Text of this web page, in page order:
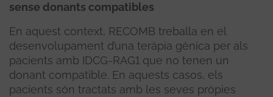
sense donants compatibles
En aquest context, RECOMB treballa en el
desenvolupament d’una teràpia gènica per als
pacients amb IDCG-RAG1 que no tenen un
donant compatible. En aquests casos, els
pacients són tractats amb les seves pròpies